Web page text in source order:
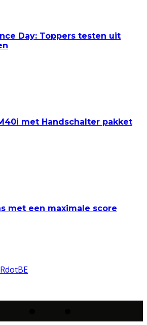
Day: Toppers testen uit
met Handschalter pakket
met een maximale score